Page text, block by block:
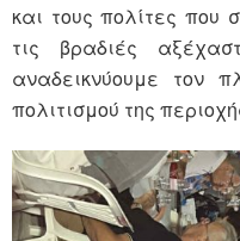
και τους πολίτες που
τις βραδιές
αναδεικνύουμε τον
πολιτισμού της